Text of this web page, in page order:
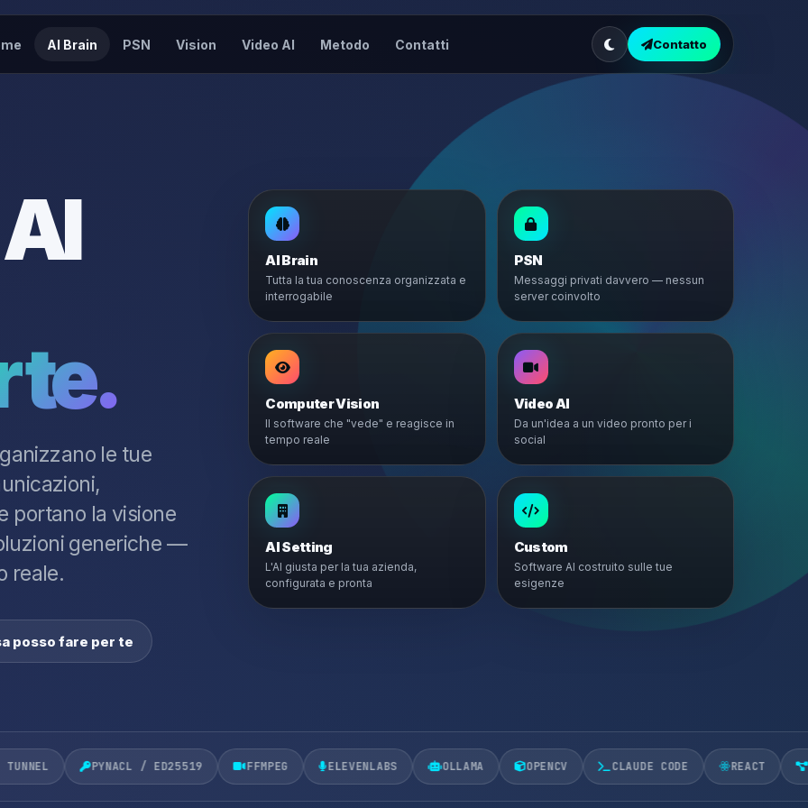
AI Brain PSN Vision Video AI Metodo Contatti Contatto
te.
le tue
portano la visione
generiche —
reale.
posso fare per te
AI Brain
Tutta la tua conoscenza organizzata e
interrogabile
PSN
Messaggi privati davvero — nessun
server coinvolto
Computer Vision
Il software che "vede" e reagisce in
tempo reale
Video AI
Da un'idea a un video pronto per i
social
AI Setting
L'AI giusta per la tua azienda,
configurata e pronta
Custom
Software AI costruito sulle tue
esigenze
PYNACL / ED25519 FFMPEG ELEVENLABS OLLAMA OPENCV CLAUDE CODE REACT MCP AI